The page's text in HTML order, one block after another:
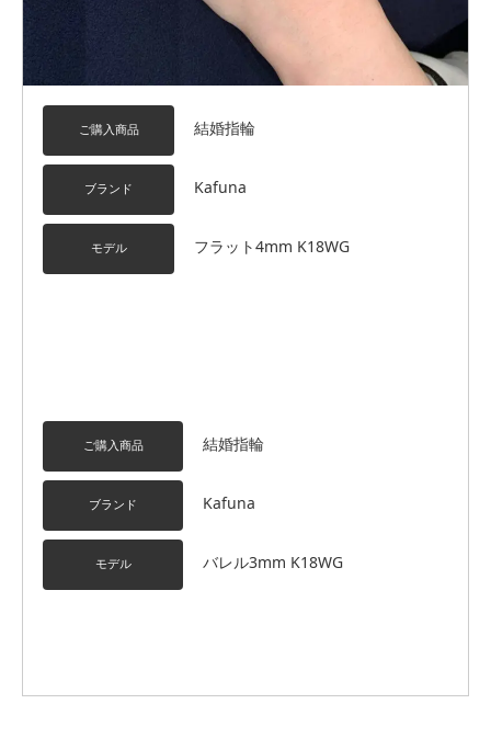
ご購入商品 結婚指輪
ブランド Kafuna
モデル フラット4mm K18WG
ご購入商品 結婚指輪
ブランド Kafuna
モデル バレル3mm K18WG